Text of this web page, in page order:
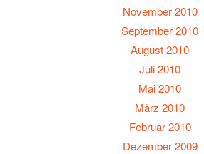
November 2010
September 2010
August 2010
Juli 2010
Mai 2010
März 2010
Februar 2010
Dezember 2009